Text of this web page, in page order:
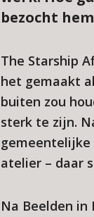
bezocht
The Starship
het gemaakt
buiten zou
sterk te zijn.
gemeentelijke
atelier – daar
Na Beelden